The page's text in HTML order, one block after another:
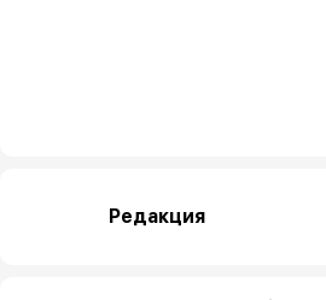
Редакция